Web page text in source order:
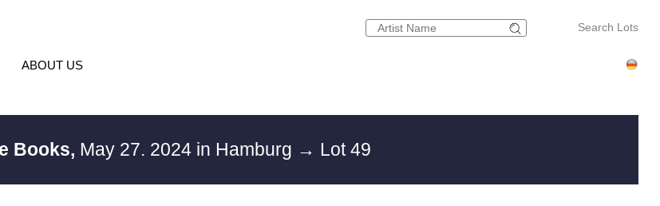
Search Lots
ABOUT US
Books, May 27. 2024 in Hamburg → Lot 49